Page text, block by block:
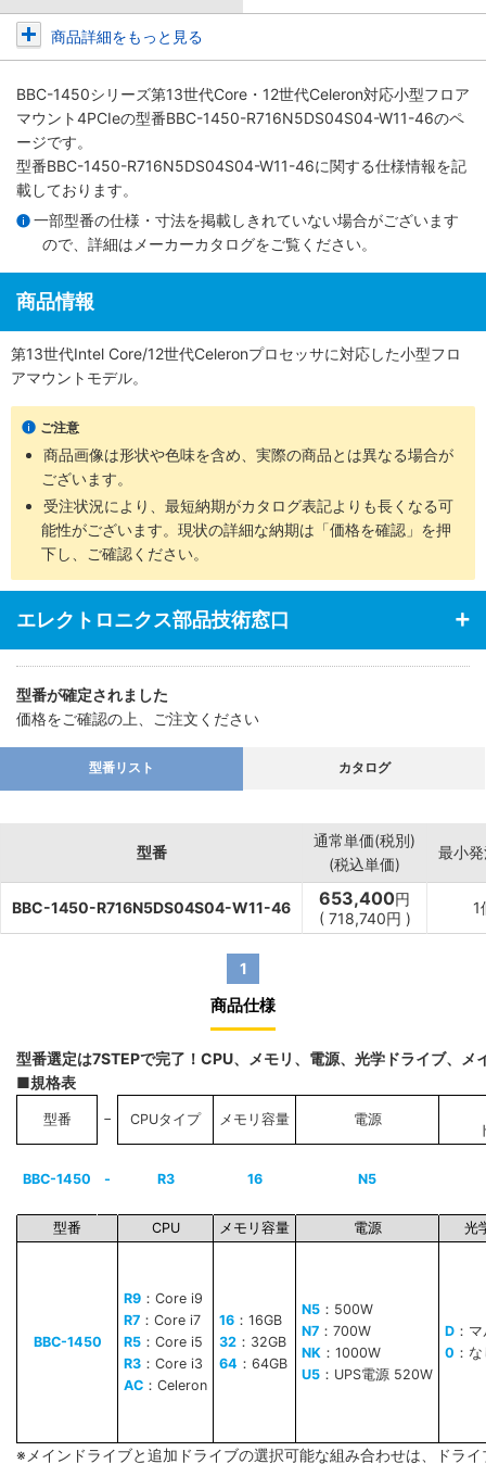
商品詳細をもっと見る
BBC-1450シリーズ第13世代Core・12世代Celeron対応小型フロア
マウント4PCIeの型番BBC-1450-R716N5DS04S04-W11-46のペ
ージです。
型番BBC-1450-R716N5DS04S04-W11-46に関する仕様情報を記
載しております。
一部型番の仕様・寸法を掲載しきれていない場合がございます
ので、詳細は メーカーカタログをご覧ください。
商品情報
第13世代Intel Core/12世代Celeronプロセッサに対応した小型フロ
アマウントモデル。
ご注意
商品画像は形状や色味を含め、実際の商品とは異なる場合が
ございます。
受注状況により、最短納期がカタログ表記よりも長くなる可
能性がございます。現状の詳細な納期は「価格を確認」を押
下し、ご確認ください。
エレクトロニクス部品技術窓口
型番が確定されました
価格をご確認の上、ご注文ください
型番リスト カタログ
型番
通常単価(税別)
(税込単価)
最小
BBC-1450-R716N5DS04S04-W11-46 653,400円
( 718,740円 )
1
1
商品仕様
型番選定は7STEPで完了！CPU、メモリ、電源、光学ドライブ、
■規格表
型番 − CPUタイプ メモリ容量 電源
BBC-1450 - R3 16 N5
型番 CPU メモリ容量 電源 光
BBC-1450
R9 ：Core i9
R7 ：Core i7
R5 ：Core i5
R3 ：Core i3
AC ：Celeron
16 ：16GB
32 ：32GB
64 ：64GB
N5 ：500W
N7 ：700W
NK ：1000W
U5 ：UPS電源 520W
D ：
0 ：
※メインドライブと追加ドライブの選択可能な組み合わせは、ドラ